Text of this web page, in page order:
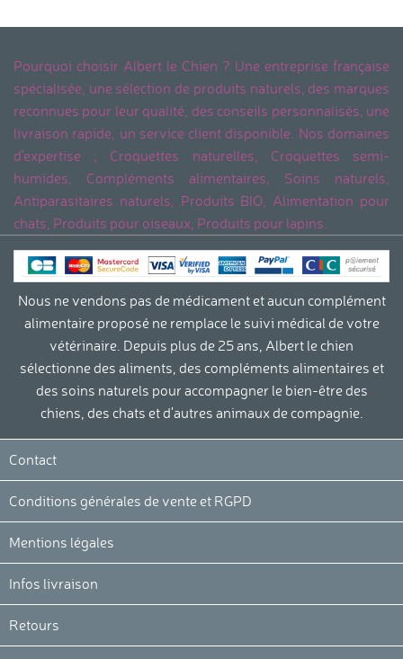
Pourquoi choisir Albert le Chien ? Une entreprise française
spécialisée, une sélection de produits naturels, des marques
reconnues pour leur qualité, des conseils personnalisés, une
livraison rapide, un service client disponible. Nos domaines
d'expertise ; Croquettes naturelles, Croquettes semi-
humides, Compléments alimentaires, Soins naturels,
Antiparasitaires naturels, Produits BIO, Alimentation pour
chats, Produits pour oiseaux, Produits pour lapins.
Nous ne vendons pas de médicament et aucun complément
alimentaire proposé ne remplace le suivi médical de votre
vétérinaire. Depuis plus de 25 ans, Albert le chien
sélectionne des aliments, des compléments alimentaires et
des soins naturels pour accompagner le bien-être des
chiens, des chats et d'autres animaux de compagnie.
Contact
Conditions générales de vente et RGPD
Mentions légales
Infos livraison
Retours